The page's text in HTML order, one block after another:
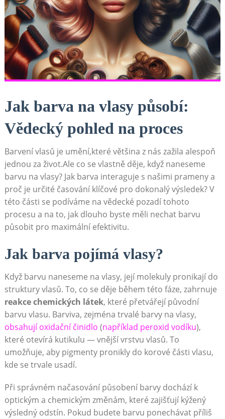
Jak barva na vlasy působí:
Vědecký pohled ⁣na proces
Barvení vlasů ​je umění,které většina z nás zažila alespoň
⁤jednou za život.Ale co se vlastně děje, když naneseme
barvu na⁣ vlasy? ‍Jak barva ⁤interaguje s našimi prameny‌ a
proč je určité časování klíčové pro dokonalý⁣ výsledek? V
této⁣ části se podíváme na vědecké pozadí tohoto
procesu a na to, jak dlouho byste měli nechat barvu
působit pro maximální efektivitu.
Jak barva pojímá vlasy?
Když barvu ⁤naneseme na vlasy, její molekuly pronikají do
struktury vlasů. To, co se děje ⁤během této fáze, zahrnuje
reakce chemických látek,​ které přetvářejí původní
barvu vlasu. Barviva, zejména trvalé barvy na vlasy,
obsahují oxidační činidlo (například peroxid vodíku),
které​ otevírá kutikulu — vnější ⁤vrstvu⁤ vlasů. To
umožňuje, aby pigmenty pronikly do korové části ​vlasu,
kde se ⁤trvale usadí.
Při správném načasování působení⁢ barvy ‌dochází k
optickým a⁤ chemickým změnám, které zajišťují⁢ kýžený
výsledný odstín. Pokud budete barvu ponechávat příliš